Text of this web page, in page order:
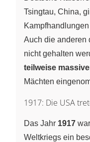
Tsingtau, China,
Auch die anderen
nicht gehalten
teilweise
Mächten
1917: Die USA
Das Jahr 1917
Weltkriegs ein